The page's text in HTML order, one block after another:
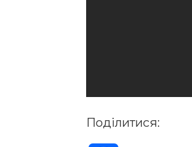
Поділитися: